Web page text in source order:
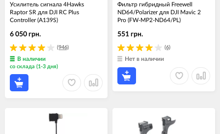
Усилитель сигнала 4Hawks
Raptor SR для DJI RC Plus
Controller (A139S)
(946)
6 050 грн.
В наличии
со склада (1-3 дня)
Фильтр гибридный Freewell
ND64/Polarizer для DJI Mavic 2
Pro (FW-MP2-ND64/PL)
(6)
551 грн.
Нет в наличии